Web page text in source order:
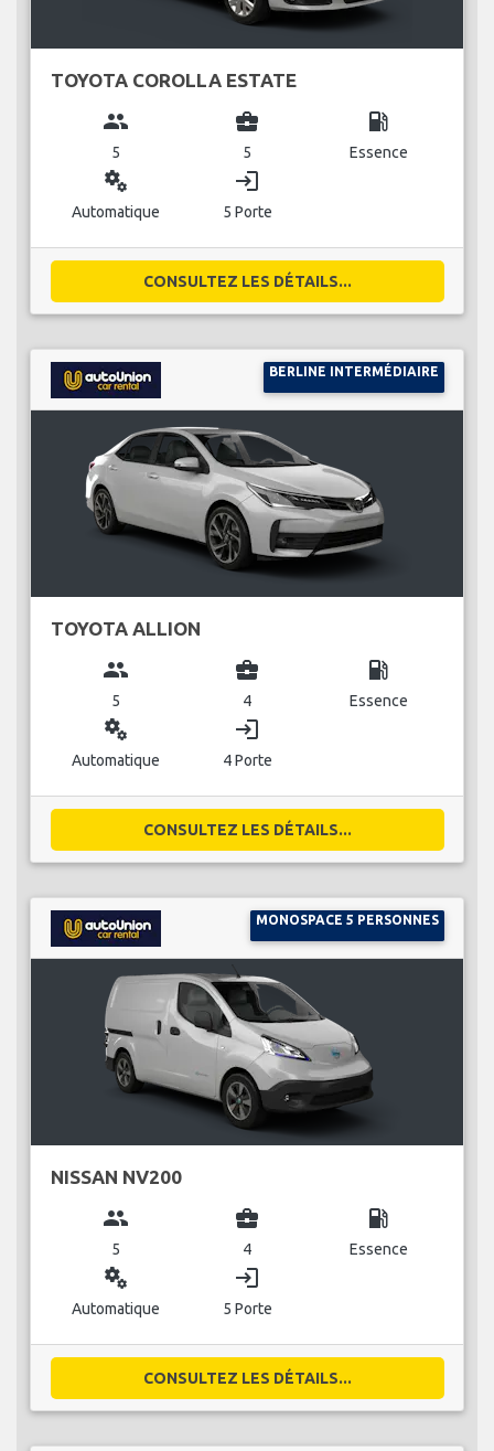
TOYOTA COROLLA ESTATE
group
5
business_center
5
local_gas_station
Essence
miscellaneous_services
Automatique
login
5 Porte
CONSULTEZ LES DÉTAILS...
BERLINE INTERMÉDIAIRE
TOYOTA ALLION
group
5
business_center
4
local_gas_station
Essence
miscellaneous_services
Automatique
login
4 Porte
CONSULTEZ LES DÉTAILS...
MONOSPACE 5 PERSONNES
NISSAN NV200
group
5
business_center
4
local_gas_station
Essence
miscellaneous_services
Automatique
login
5 Porte
CONSULTEZ LES DÉTAILS...